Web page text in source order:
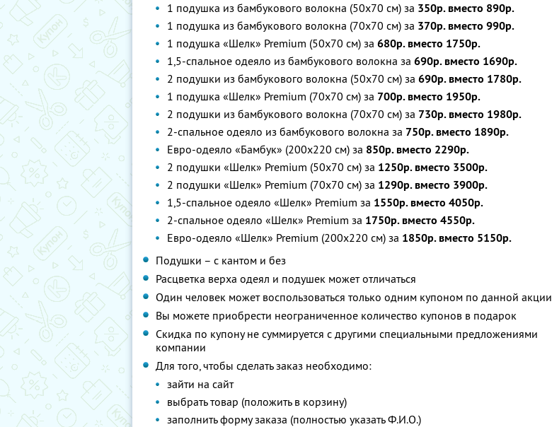
1 подушка из бамбукового волокна (50х70 см) за 350р. вместо 890р.
1 подушка из бамбукового волокна (70х70 см) за 370р. вместо 990р.
1 подушка «Шелк» Premium (50х70 см) за 680р. вместо 1750р.
1,5-спальное одеяло из бамбукового волокна за 690р. вместо 1690р.
2 подушки из бамбукового волокна (50x70 см) за 690р. вместо 1780р.
1 подушка «Шелк» Premium (70х70 см) за 700р. вместо 1950р.
2 подушки из бамбукового волокна (70x70 см) за 730р. вместо 1980р.
2-спальное одеяло из бамбукового волокна за 750р. вместо 1890р.
Евро-одеяло «Бамбук» (200x220 см) за 850р. вместо 2290р.
2 подушки «Шелк» Premium (50х70 см) за 1250р. вместо 3500р.
2 подушки «Шелк» Premium (70х70 см) за 1290р. вместо 3900р.
1,5-спальное одеяло «Шелк» Premium за 1550р. вместо 4050р.
2-спальное одеяло «Шелк» Premium за 1750р. вместо 4550р.
Евро-одеяло «Шелк» Premium (200x220 см) за 1850р. вместо 5150р.
Подушки – с кантом и без
Расцветка верха одеял и подушек может отличаться
Один человек может воспользоваться только одним купоном по данной акции
Вы можете приобрести неограниченное количество купонов в подарок
Скидка по купону не суммируется с другими специальными предложениями
компании
Для того, чтобы сделать заказ необходимо:
зайти на сайт
выбрать товар (положить в корзину)
заполнить форму заказа (полностью указать Ф.И.О.)